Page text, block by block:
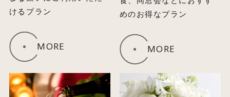
けるプラン
MORE
めのお得なプラン
MORE